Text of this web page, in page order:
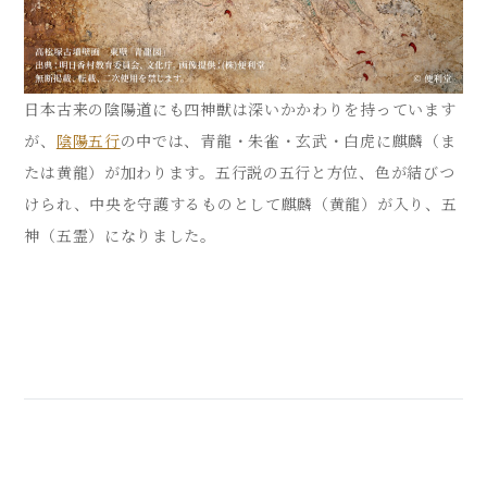
日本古来の陰陽道にも四神獣は深いかかわりを持っています
が、 陰陽五行の中では、青龍・朱雀・玄武・白虎に麒麟（ま
たは黄龍）が加わります。五行説の五行と方位、色が結びつ
けられ、中央を守護するものとして麒麟（黄龍）が入り、五
神（五霊）になりました。